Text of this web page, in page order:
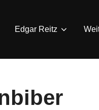
Edgar Reitz